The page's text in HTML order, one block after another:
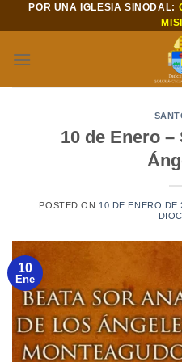
Saltar
al
POR UNA IGLESIA SINODAL:
10 de Enero
POSTED ON 10 DE ENERO DE
10
Ene